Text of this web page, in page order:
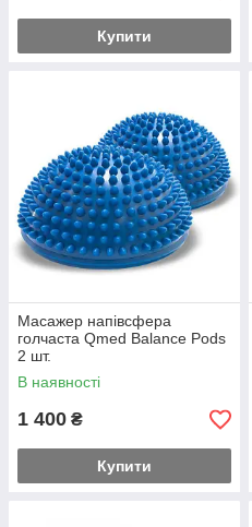
симптомов: при головных
гипо- и гипертоническом
желудочно-кишечных
Купити
Масажер напівсфера
голчаста Qmed Balance Pods
2 шт.
В наявності
1 400 ₴
Купити